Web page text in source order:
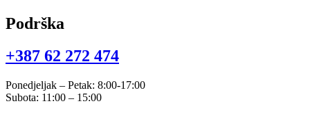
Podrška
+387 62 272 474​
Ponedjeljak – Petak: 8:00-17:00
Subota: 11:00 – 15:00